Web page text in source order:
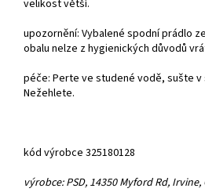
velikost větší.
upozornění: Vybalené spodní prádlo
obalu nelze z hygienických důvodů
péče: Perte ve studené vodě, sušte
Nežehlete.
kód výrobce 325180128
výrobce:PSD, 14350 Myford Rd, Irvine,